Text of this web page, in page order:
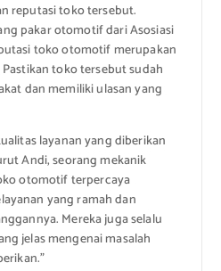
reputasi toko tersebut.
pakar otomotif dari Asosiasi
toko otomotif merupakan
toko tersebut sudah
dan memiliki ulasan yang
layanan yang diberikan
Andi, seorang mekanik
otomotif terpercaya
yang ramah dan
Mereka juga selalu
jelas mengenai masalah